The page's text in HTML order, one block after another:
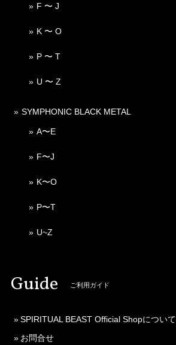
F 〜 J
K 〜 O
P 〜 T
U 〜 Z
SYMPHONIC BLACK METAL
A〜E
F〜J
K〜O
P〜T
U~Z
Guide ご利用ガイド
SPIRITUAL BEAST Official Shopについて
お問合せ